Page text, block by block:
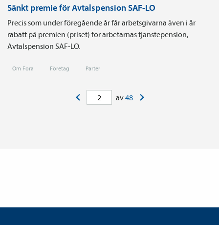
Sänkt premie för Avtalspension SAF-LO
Precis som under föregående år får arbetsgivarna även i år
rabatt på premien (priset) för arbetarnas tjänste­pension,
Avtals­pension SAF-LO.
Om Fora Företag Parter
av48